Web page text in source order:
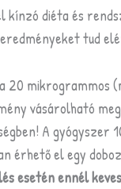
diéta és
tud
20 mikrogrammos
vásárolható
A gyógyszer
érhető el egy
esetén ennél